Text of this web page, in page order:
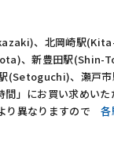
、北岡崎駅
、新豊田駅(Shin-
(Setoguchi)、瀬戸
」にお買い求めいた
り異なりますので各